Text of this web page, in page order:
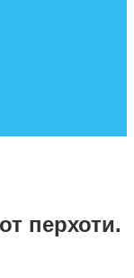
перхоти.